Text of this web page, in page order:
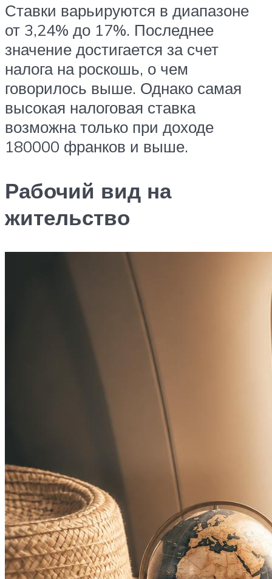
Ставки варьируются в диапазоне
от 3,24% до 17%. Последнее
значение достигается за счет
налога на роскошь, о чем
говорилось выше. Однако самая
высокая налоговая ставка
возможна только при доходе
180000 франков и выше.
Рабочий вид на
жительство